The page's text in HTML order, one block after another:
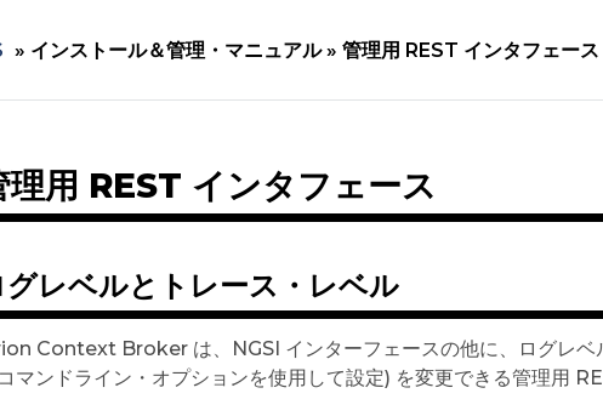
» インストール＆管理・マニュアル » 管理用 REST インタフェース
理用 REST インタフェース
グレベルとトレース・レベル
Context Broker は、NGSI インターフェースの他に、ログレベ
マンドライン・オプションを使用して設定) を変更できる管理用